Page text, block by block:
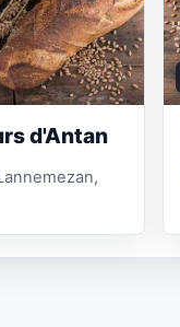
d'Antan